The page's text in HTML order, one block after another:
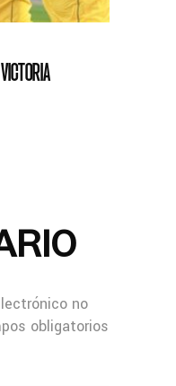
no
obligatorios